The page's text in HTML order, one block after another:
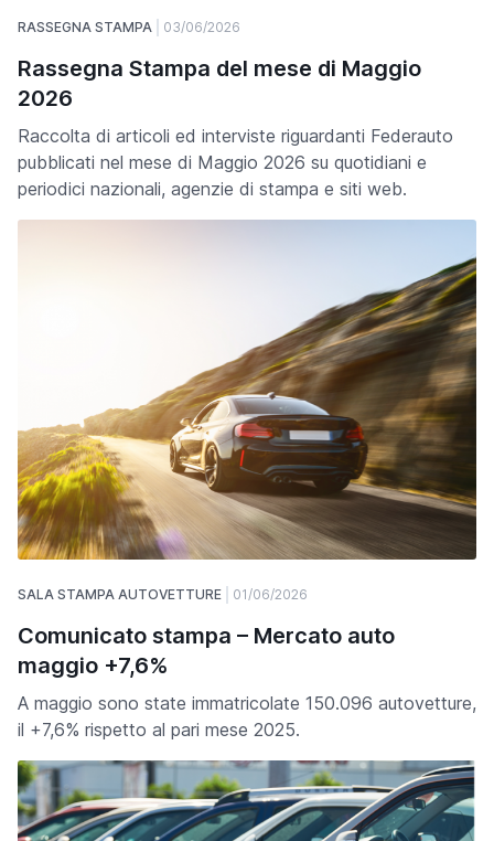
RASSEGNA STAMPA 03/06/2026
Rassegna Stampa del mese di Maggio
2026
Raccolta di articoli ed interviste riguardanti Federauto
pubblicati nel mese di Maggio 2026 su quotidiani e
periodici nazionali, agenzie di stampa e siti web.
SALA STAMPA AUTOVETTURE 01/06/2026
Comunicato stampa – Mercato auto
maggio +7,6%
A maggio sono state immatricolate 150.096 autovetture,
il +7,6% rispetto al pari mese 2025.